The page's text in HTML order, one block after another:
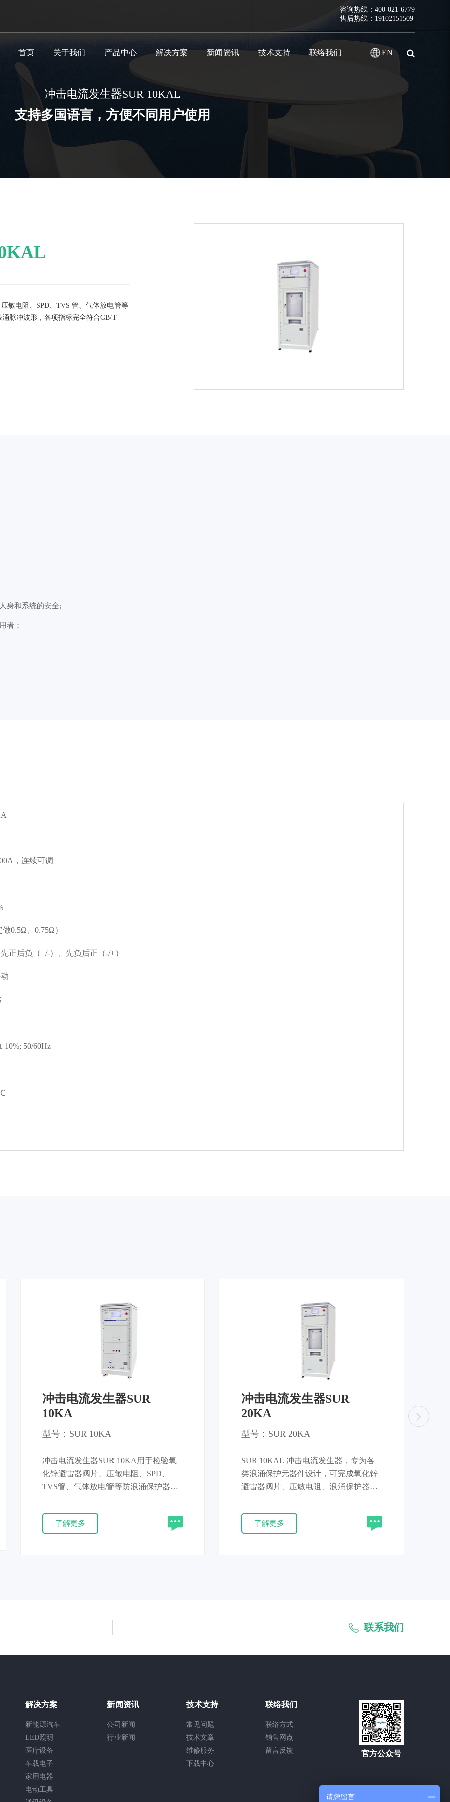
咨询热线：400-021-6779
售后热线：19102151509
首页 关于我们
公司概况
企业理念
发展历程
资质荣誉
产品中心
多功能抗扰度测试仪 静电放电发生器
脉冲群发生器
车载电子静电放电发生器 车载瞬变脉冲干扰模拟器
车载电子电源故障模拟器 新能源汽车充电测试系统
半导体静电放电发生器 共模瞬态抗扰度 (CMTI)测试仪
冲击电流发生器 冲击耐压测试仪
脉冲电压发生器
电波暗室测试系统 电磁屏蔽室测试系统
人工电源网络(LISN)
国军标测试产品 快速方波脉冲发生器CS115
阻尼正弦瞬态信号发生器CS116 飞机尖峰电压发生器GJB 181A
煤矿井下专用静电放电发生器 煤矿井下专用雷击浪涌发生器
煤矿井下专用脉冲器发生器 煤矿井下专用工频磁场发生器
雷电感应瞬态传导敏感度测试系统 雷电附着特性测试系统
解决方案
新能源汽车
LED照明
车载电子
新闻资讯
行业动态
技术支持
技术文章
下载中心
联络我们 EN
冲击电流发生器SUR 10KAL
支持多国语言，方便不同用户使用
敏电阻、SPD、TVS 管、气体放电管等
脉冲波形，各项指标完全符合GB/T
身和系统的安全;
者；
，连续可调
0.5Ω、0.75Ω）
正后负（+/-）、先负后正（-/+）
10%; 50/60Hz
冲击电流发生器SUR
10KA
型号：SUR 10KA
冲击电流发生器SUR 10KA用于检验氧
化锌避雷器阀片、压敏电阻、SPD、
TVS管、气体放电管等防浪涌保护器件
涌脉冲波形，波形的技术指标符合国家
标准和IEC标准的规定。
了解更多
冲击电流发生器SUR
20KA
型号：SUR 20KA
SUR 10KAL 冲击电流发生器，专为各
类浪涌保护元器件设计，可完成氧化锌
避雷器阀片、压敏电阻、浪涌保护器
电管的浪涌冲击测试。设备输出经典
8/20μs电流浪涌波形，波形精度、试验
了解更多
联系我们
解决方案
新能源汽车
LED照明
医疗设备
车载电子
家用电器
电动工具
新闻资讯
公司新闻
行业新闻
技术支持
常见问题
技术文章
维修服务
下载中心
联络我们
联络方式
销售网点
留言反馈
官方公众号
请您留言